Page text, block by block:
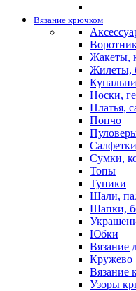
Вязание крючком
Жакеты,
Жилеты,
Носки,
Платья,
Пончо
Сумки,
Топы
Туники
Шали,
Шапки,
Юбки
Вязание
Кружево
Вязание
Узоры